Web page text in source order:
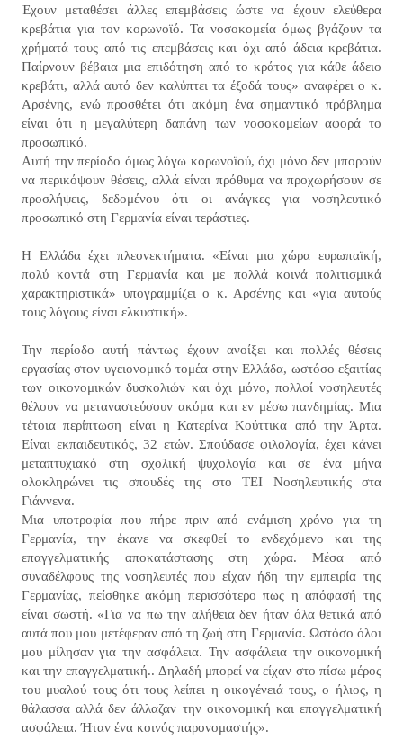
Έχουν μεταθέσει άλλες επεμβάσεις ώστε να έχουν ελεύθερα
κρεβάτια για τον κορωνοϊό. Τα νοσοκομεία όμως βγάζουν τα
χρήματά τους από τις επεμβάσεις και όχι από άδεια κρεβάτια.
Παίρνουν βέβαια μια επιδότηση από το κράτος για κάθε άδειο
κρεβάτι, αλλά αυτό δεν καλύπτει τα έξοδά τους» αναφέρει ο κ.
Αρσένης, ενώ προσθέτει ότι ακόμη ένα σημαντικό πρόβλημα
είναι ότι η μεγαλύτερη δαπάνη των νοσοκομείων αφορά το
προσωπικό.
Αυτή την περίοδο όμως λόγω κορωνοϊού, όχι μόνο δεν μπορούν
να περικόψουν θέσεις, αλλά είναι πρόθυμα να προχωρήσουν σε
προσλήψεις, δεδομένου ότι οι ανάγκες για νοσηλευτικό
προσωπικό στη Γερμανία είναι τεράστιες.
Η Ελλάδα έχει πλεονεκτήματα. «Είναι μια χώρα ευρωπαϊκή,
πολύ κοντά στη Γερμανία και με πολλά κοινά πολιτισμικά
χαρακτηριστικά» υπογραμμίζει ο κ. Αρσένης και «για αυτούς
τους λόγους είναι ελκυστική».
Την περίοδο αυτή πάντως έχουν ανοίξει και πολλές θέσεις
εργασίας στον υγειονομικό τομέα στην Ελλάδα, ωστόσο εξαιτίας
των οικονομικών δυσκολιών και όχι μόνο, πολλοί νοσηλευτές
θέλουν να μεταναστεύσουν ακόμα και εν μέσω πανδημίας. Μια
τέτοια περίπτωση είναι η Κατερίνα Κούττικα από την Άρτα.
Είναι εκπαιδευτικός, 32 ετών. Σπούδασε φιλολογία, έχει κάνει
μεταπτυχιακό στη σχολική ψυχολογία και σε ένα μήνα
ολοκληρώνει τις σπουδές της στο ΤΕΙ Νοσηλευτικής στα
Γιάννενα.
Μια υποτροφία που πήρε πριν από ενάμιση χρόνο για τη
Γερμανία, την έκανε να σκεφθεί το ενδεχόμενο και της
επαγγελματικής αποκατάστασης στη χώρα. Μέσα από
συναδέλφους της νοσηλευτές που είχαν ήδη την εμπειρία της
Γερμανίας, πείσθηκε ακόμη περισσότερο πως η απόφασή της
είναι σωστή. «Για να πω την αλήθεια δεν ήταν όλα θετικά από
αυτά που μου μετέφεραν από τη ζωή στη Γερμανία. Ωστόσο όλοι
μου μίλησαν για την ασφάλεια. Την ασφάλεια την οικονομική
και την επαγγελματική.. Δηλαδή μπορεί να είχαν στο πίσω μέρος
του μυαλού τους ότι τους λείπει η οικογένειά τους, ο ήλιος, η
θάλασσα αλλά δεν άλλαζαν την οικονομική και επαγγελματική
ασφάλεια. Ήταν ένα κοινός παρονομαστής».